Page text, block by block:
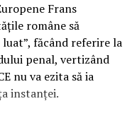
Frans
române să
făcând referire la
penal, vertizând
nu va ezita să ia
instanţei.